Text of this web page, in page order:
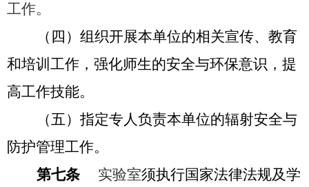
工作。
（四） 组织开展本单位的相关宣传、教育
和培训工作，强化师生的安全与环保意识，提
高工作技能。
（五） 指定专人负责本单位的辐射安全与
防护管理工作。
第七条 实验室须执行国家法律法规及学